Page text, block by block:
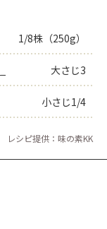
1/8株（250g）
大さじ3
小さじ1/4
レシピ提供：味の素KK